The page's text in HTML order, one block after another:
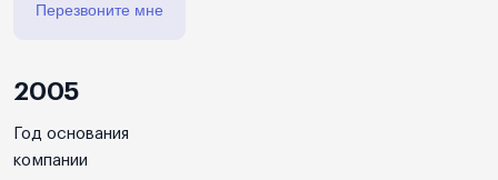
Перезвоните мне
2005
Год основания
компании